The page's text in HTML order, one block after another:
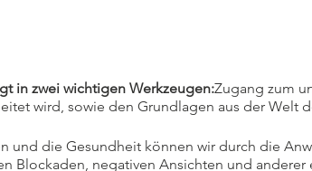
in zwei wichtigen Werkzeugen:Zugang zum
wird, sowie den Grundlagen aus der Welt
und die Gesundheit können wir durch die
Blockaden, negativen Ansichten und anderer